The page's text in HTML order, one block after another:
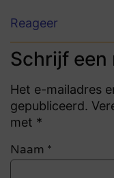
Reageer
Schrijf een
Het e-mailadres
gepubliceerd.
met *
Naam *